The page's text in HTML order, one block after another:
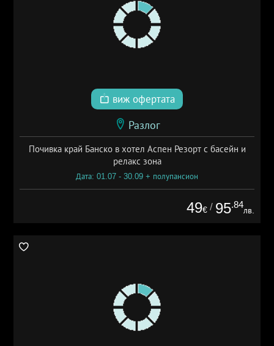
виж офертата
Разлог
Почивка край Банско в хотел Аспен Резорт с басейн и
релакс зона
Дата: 01.07 - 30.09 + полупансион
49€ / 95.84
лв.